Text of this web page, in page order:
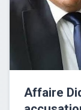
Affaire